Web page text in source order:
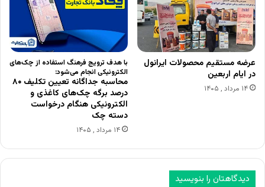
عرضه مستقیم محصولات ایرانول
در ایام اربعین
۱۴ مرداد , ۱۴۰۵
با هدف ترویج فرهنگ استفاده از چک‌های
الکترونیکی انجام می‌شود:
محاسبه جداگانه تعیین تکلیف ۸۰
درصد برگه چک‌های کاغذی و
الکترونیکی هنگام درخواست
دسته چک
۱۴ مرداد , ۱۴۰۵
دیدگاهتان را بنویسید